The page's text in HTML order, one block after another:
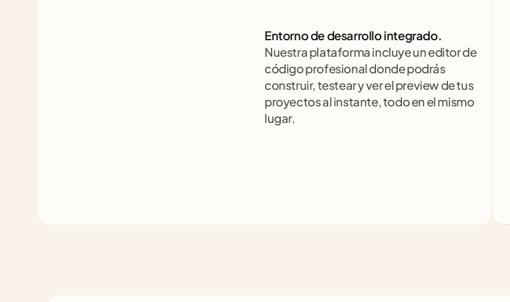
Entorno de desarrollo integrado.
Nuestra plataforma incluye un editor de
código profesional donde podrás
construir, testear y ver el preview de tus
proyectos al instante, todo en el mismo
lugar.